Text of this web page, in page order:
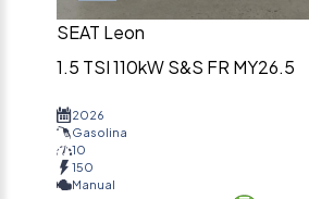
SEAT Leon
1.5 TSI 110kW S&S FR MY26.5
2026
Gasolina
10
150
Manual